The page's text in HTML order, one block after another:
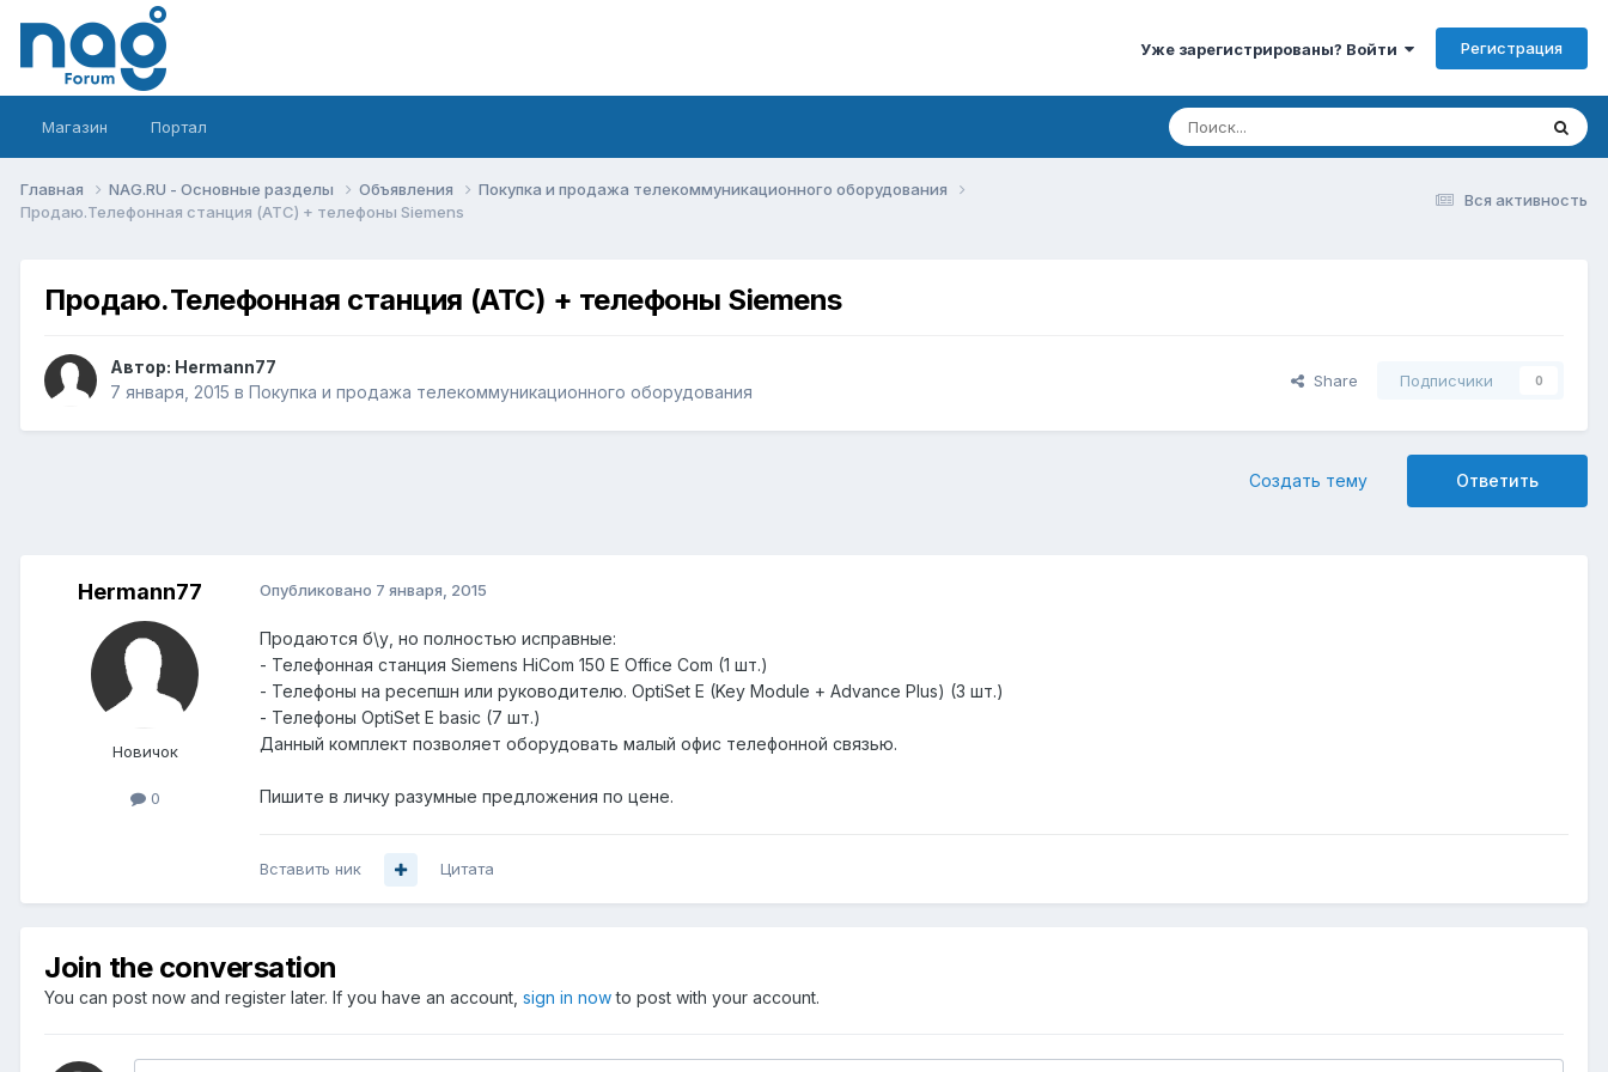
Уже зарегистрированы? Войти Регистрация
Магазин Портал
Вся активность
Главная NAG.RU - Основные разделы Объявления
Покупка и продажа телекоммуникационного оборудования
Продаю.Телефонная станция (АТС) + телефоны Siemens
Продаю.Телефонная станция (АТС) + телефоны Siemens
Автор: Hermann77
7 января, 2015 в Покупка и продажа телекоммуникационного оборудования
Share Подписчики 0
Ответить
Создать тему
Hermann77
Новичок
0
Опубликовано 7 января, 2015
Продаются б\у, но полностью исправные:
- Телефонная станция Siemens HiCom 150 E Office Com (1 шт.)
- Телефоны на ресепшн или руководителю. OptiSet E (Key Module + Advance Plus) (3 шт.)
- Телефоны OptiSet E basic (7 шт.)
Данный комплект позволяет оборудовать малый офис телефонной связью.
Пишите в личку разумные предложения по цене.
Вставить ник Цитата
Join the conversation
You can post now and register later. If you have an account, sign in nowto post with your account.